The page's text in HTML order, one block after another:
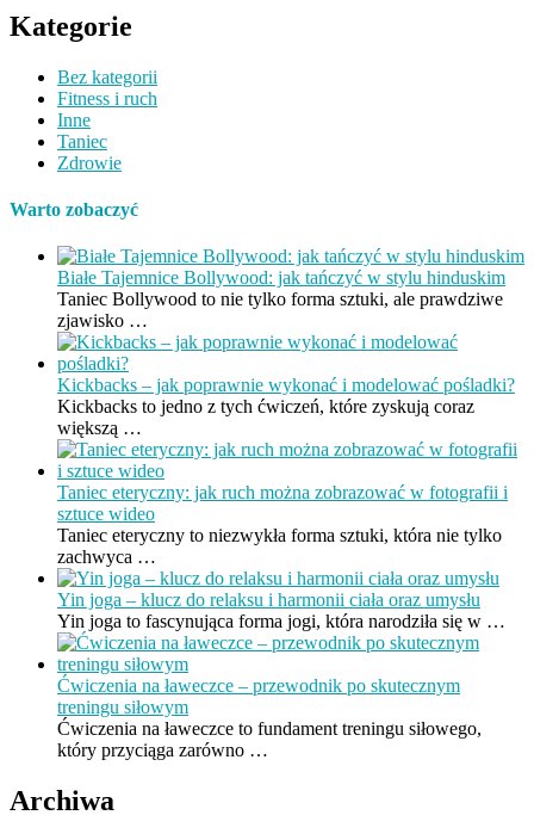
Kategorie
Bez kategorii
Fitness i ruch
Inne
Taniec
Zdrowie
Warto zobaczyć
Białe Tajemnice Bollywood: jak tańczyć w stylu hinduskim
Taniec Bollywood to nie tylko forma sztuki, ale prawdziwe
zjawisko …
Kickbacks – jak poprawnie wykonać i modelować pośladki?
Kickbacks to jedno z tych ćwiczeń, które zyskują coraz
większą …
Taniec eteryczny: jak ruch można zobrazować w fotografii i
sztuce wideo
Taniec eteryczny to niezwykła forma sztuki, która nie tylko
zachwyca …
Yin joga – klucz do relaksu i harmonii ciała oraz umysłu
Yin joga to fascynująca forma jogi, która narodziła się w …
Ćwiczenia na ławeczce – przewodnik po skutecznym
treningu siłowym
Ćwiczenia na ławeczce to fundament treningu siłowego,
który przyciąga zarówno …
Archiwa